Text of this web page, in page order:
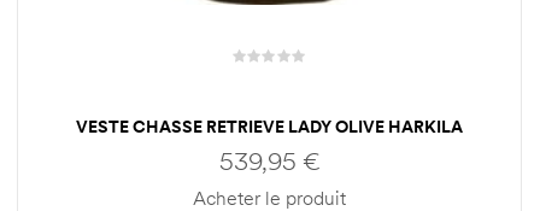
VESTE CHASSE RETRIEVE LADY OLIVE HARKILA
539,95 €
Acheter le produit